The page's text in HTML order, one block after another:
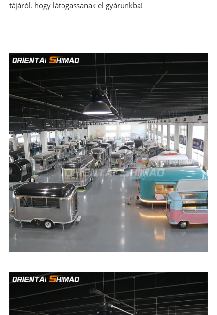
tájáról, hogy látogassanak el gyárunkba!